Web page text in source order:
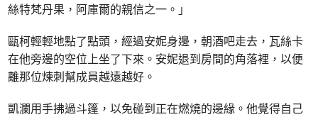
絲特梵丹果，阿庫爾的親信之一。」
甌柯輕輕地點了點頭，經過安妮身邊，朝酒吧走去，瓦絲卡
在他旁邊的空位上坐了下來。安妮退到房間的角落裡，以便
離那位煉刺幫成員越遠越好。
凱瀾用手拂過斗篷，以免碰到正在燃燒的邊緣。他覺得自己